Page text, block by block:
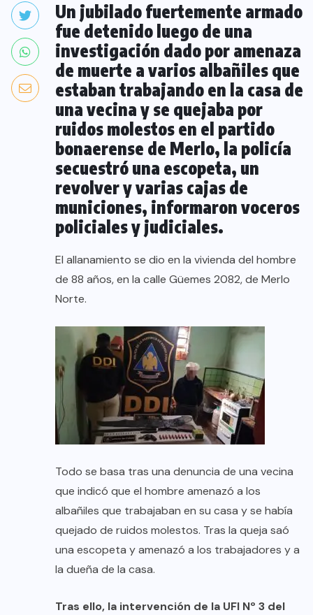
Un jubilado fuertemente armado
fue detenido luego de una
investigación dado por amenaza
de muerte a varios albañiles que
estaban trabajando en la casa de
una vecina y se quejaba por
ruidos molestos en el partido
bonaerense de Merlo, la policía
secuestró una escopeta, un
revolver y varias cajas de
municiones, informaron voceros
policiales y judiciales.
El allanamiento se dio en la vivienda del hombre
de 88 años, en la calle Güemes 2082, de Merlo
Norte.
Todo se basa tras una denuncia de una vecina
que indicó que el hombre amenazó a los
albañiles que trabajaban en su casa y se había
quejado de ruidos molestos. Tras la queja saó
una escopeta y amenazó a los trabajadores y a
la dueña de la casa.
Tras ello, la intervención de la UFI Nº 3 del